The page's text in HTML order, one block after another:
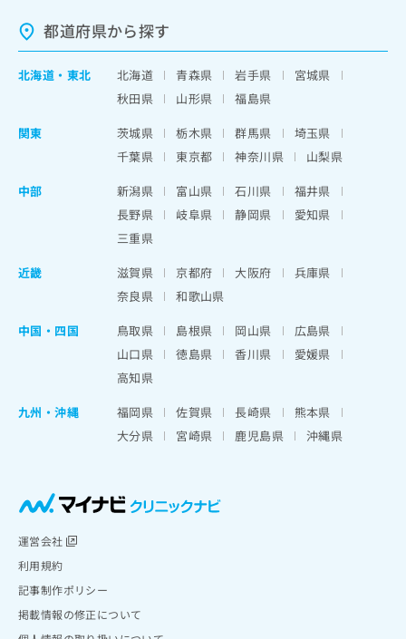
都道府県から探す
北海道 ・ 東北 北海道 青森県 岩手県
宮城県
秋田県
山形県
福島県
関東
茨城県 栃木県 群馬県
埼玉県
千葉県
東京都 神奈川県
山梨県
中部
新潟県 富山県 石川県
福井県
長野県
岐阜県 静岡県
愛知県
三重県
近畿
滋賀県 京都府 大阪府
兵庫県
奈良県
和歌山県
中国・四国
鳥取県 島根県 岡山県
広島県
山口県
徳島県 香川県
愛媛県
高知県
九州・沖縄
福岡県 佐賀県 長崎県
熊本県
大分県
宮崎県 鹿児島県 沖縄県
運営会社
利用規約
記事制作ポリシー
掲載情報の修正について